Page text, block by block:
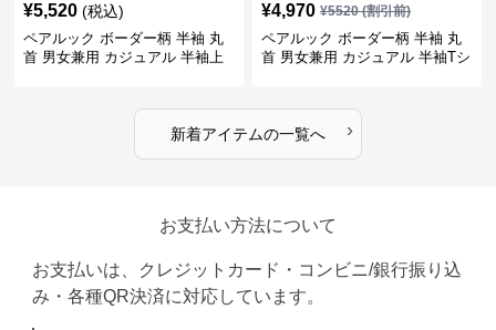
¥5,520 (税込)
ペアルック ボーダー柄 半袖 丸
首 男女兼用 カジュアル 半袖上
¥4,970 ¥5520(割引前)
ペアルック ボーダー柄 半袖 丸
首 男女兼用 カジュアル 半袖Tシ
新着アイテムの一覧へ ›
お支払い方法について
お支払いは、クレジットカード・コンビニ/銀行振り込
み・各種QR決済に対応しています。